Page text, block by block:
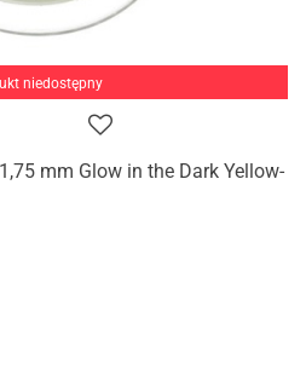
niedostępny
mm Glow in the Dark Yellow-